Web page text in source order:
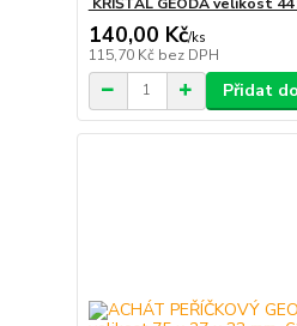
KŘIŠŤÁL GEODA velikost
140,00 Kč/ks
115,70 Kč bez DPH
Přidat